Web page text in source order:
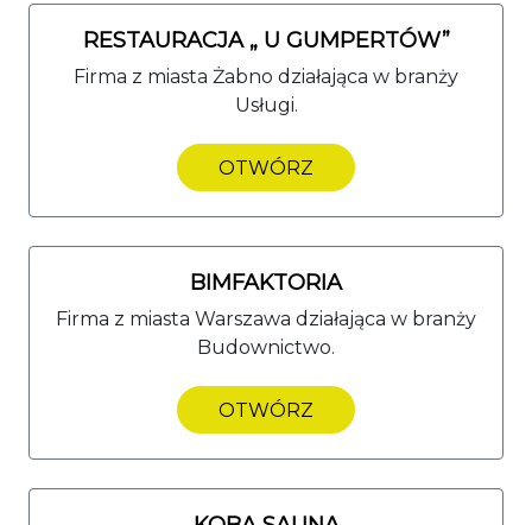
RESTAURACJA „ U GUMPERTÓW”
Firma z miasta Żabno działająca w branży
Usługi.
OTWÓRZ
BIMFAKTORIA
Firma z miasta Warszawa działająca w branży
Budownictwo.
OTWÓRZ